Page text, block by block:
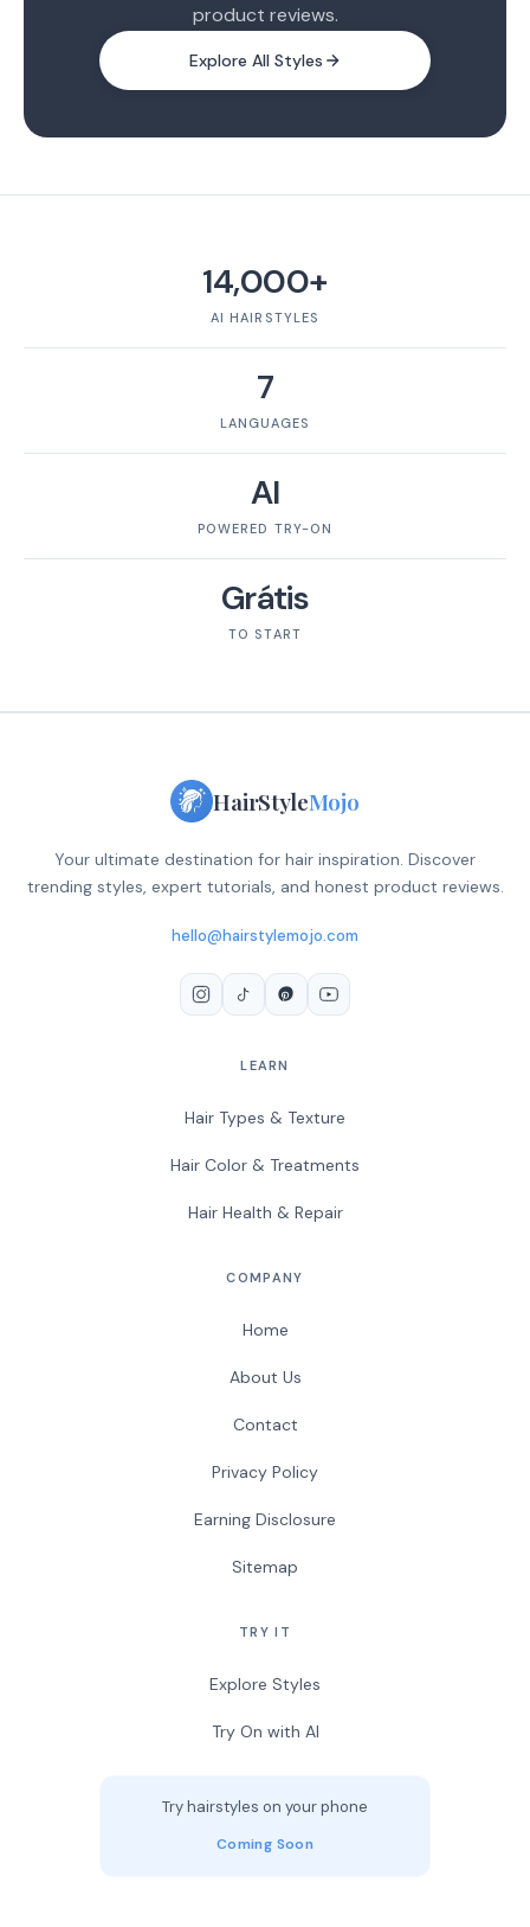
product reviews.
Explore All Styles
14,000+
AI HAIRSTYLES
7
LANGUAGES
AI
POWERED TRY-ON
Grátis
TO START
HairStyleMojo
Your ultimate destination for hair inspiration. Discover
trending styles, expert tutorials, and honest product reviews.
hello@hairstylemojo.com
LEARN
Hair Types & Texture
Hair Color & Treatments
Hair Health & Repair
COMPANY
Home
About Us
Contact
Privacy Policy
Earning Disclosure
Sitemap
TRY IT
Explore Styles
Try On with AI
Try hairstyles on your phone
Coming Soon